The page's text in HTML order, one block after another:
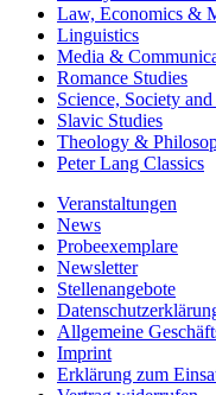
Law, Economics &
Linguistics
Media &
Romance Studies
Science, Society
Slavic Studies
Theology &
Peter Lang Classics
Veranstaltungen
News
Probeexemplare
Newsletter
Stellenangebote
Allgemeine
Imprint
Erklärung zum